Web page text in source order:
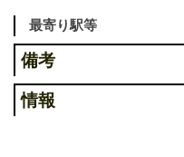
最寄り駅等
備考
情報